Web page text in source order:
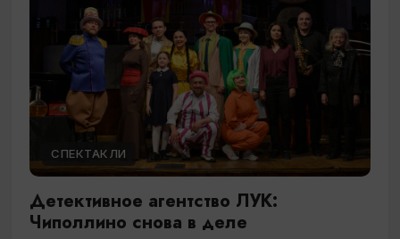
СПЕКТАКЛИ
Детективное агентство ЛУК:
Чиполлино снова в деле